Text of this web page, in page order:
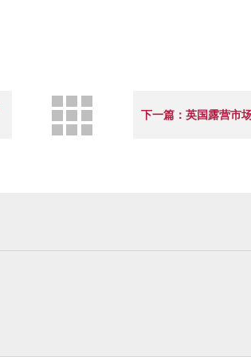
下一篇：英国露营市